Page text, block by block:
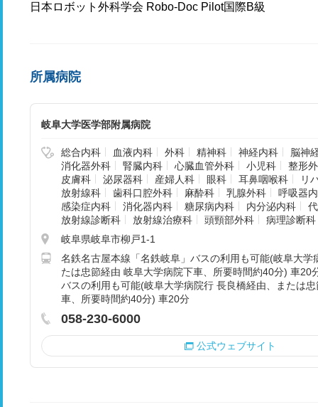
日本ロボット外科学会 Robo-Doc Pilot国際B級
所属病院
岐阜大学医学部附属病院
総合内科 血液内科 外科 精神科 神経内科
脳神
消化器外科
腎臓内科 心臓血管外科 小児科
整形
皮膚科
泌尿器科 産婦人科 眼科 耳鼻咽喉科
リ
放射線科
歯科口腔外科 麻酔科 乳腺外科
呼吸器
感染症内科
消化器内科 糖尿病内科 内分泌内科
放射線診断科
放射線治療科 頭頸部外科
病理診断科
岐阜県岐阜市柳戸1-1
名鉄名古屋本線「名鉄岐阜」バスの利用も可能(岐阜大学
たは忠節経由 岐阜大学病院下車、所要時間約40分) 車20
バスの利用も可能(岐阜大学病院行 長良橋経由、または
車、所要時間約40分) 車20分
058-230-6000
公式ウェブサイト